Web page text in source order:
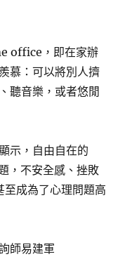
，即在家辦
慕：可以將別人擠
聽音樂，或者悠閒
，自由自在的
，不安全感、挫敗
成為了心理問題高
師易建軍